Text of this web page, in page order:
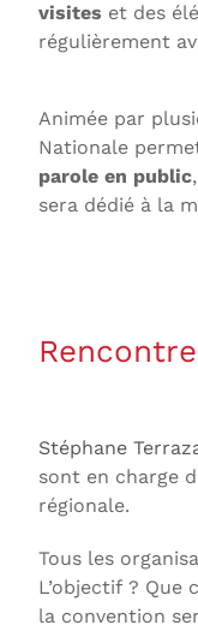
visites et des
régulièrement
Animée par
Nationale
parole en public
sera dédié à la
Stéphane
sont en charge
régionale.
Tous les
L’objectif ? Que
la convention